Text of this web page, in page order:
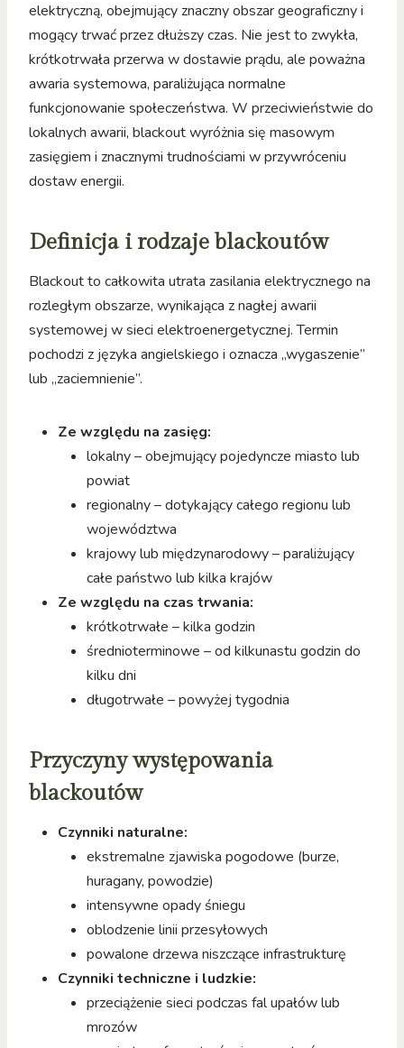
elektryczną, obejmujący znaczny obszar geograficzny i
mogący trwać przez dłuższy czas. Nie jest to zwykła,
krótkotrwała przerwa w dostawie prądu, ale poważna
awaria systemowa, paraliżująca normalne
funkcjonowanie społeczeństwa. W przeciwieństwie do
lokalnych awarii, blackout wyróżnia się masowym
zasięgiem i znacznymi trudnościami w przywróceniu
dostaw energii.
Definicja i rodzaje blackoutów
Blackout to całkowita utrata zasilania elektrycznego na
rozległym obszarze, wynikająca z nagłej awarii
systemowej w sieci elektroenergetycznej. Termin
pochodzi z języka angielskiego i oznacza „wygaszenie”
lub „zaciemnienie”.
Ze względu na zasięg:
lokalny – obejmujący pojedyncze miasto lub
powiat
regionalny – dotykający całego regionu lub
województwa
krajowy lub międzynarodowy – paraliżujący
całe państwo lub kilka krajów
Ze względu na czas trwania:
krótkotrwałe – kilka godzin
średnioterminowe – od kilkunastu godzin do
kilku dni
długotrwałe – powyżej tygodnia
Przyczyny występowania
blackoutów
Czynniki naturalne:
ekstremalne zjawiska pogodowe (burze,
huragany, powodzie)
intensywne opady śniegu
oblodzenie linii przesyłowych
powalone drzewa niszczące infrastrukturę
Czynniki techniczne i ludzkie:
przeciążenie sieci podczas fal upałów lub
mrozów